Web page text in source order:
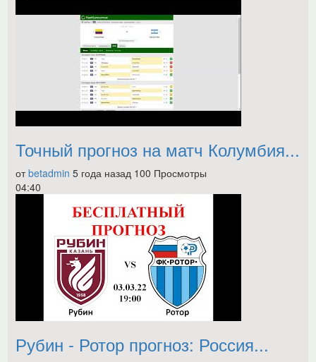
Точный прогноз на матч Колумбия...
отbetadmin 5 года назад 100 Просмотры
04:40
Рубин - Ротор прогноз: Россия...